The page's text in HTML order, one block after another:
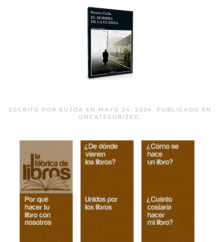
ESCRITO POR EUJOA EN MAYO 24, 2024
. PUBLICADO EN
UNCATEGORIZED